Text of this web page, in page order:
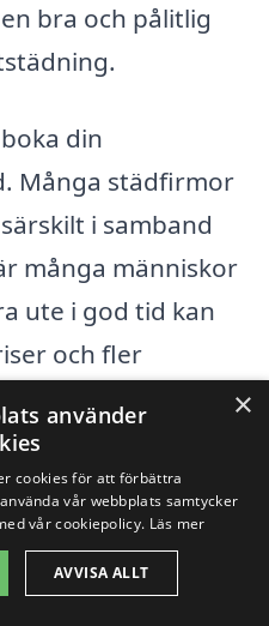
bra och pålitlig
din
Många städfirmor
i samband
många människor
ute i god tid kan
och fler
och utan
×
använder
cookies för att förbättra
vår webbplats samtycker
vår cookiepolicy. Läs mer
AVVISA ALLT